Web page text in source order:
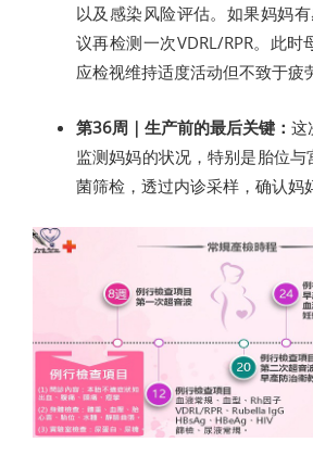
以及感染风险评估。如果妈妈
议再检测一次VDRL/RPR。此时
应检视维持适度活动但不致于疲
第36周｜生产前的最后关键： 这
监测妈妈的状况，特别是胎位
菌筛检，透过内诊采样，确认妈